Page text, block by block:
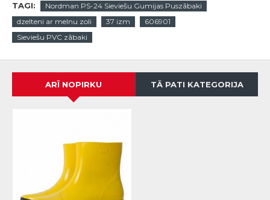
TAGI:
Nordman PS-24 Sieviešu Gumijas Puszābaki
dzelteni ar melnu zoli
37 izm
606901
Sieviešu PVC zābaki
ARĪ NOPIRKU TĀ PATI KATEGORIJA